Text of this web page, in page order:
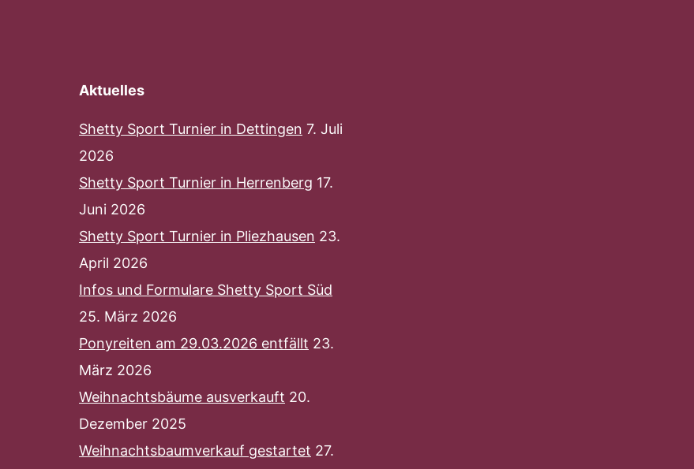
Aktuelles
Shetty Sport Turnier in Dettingen 7. Juli
2026
Shetty Sport Turnier in Herrenberg 17.
Juni 2026
Shetty Sport Turnier in Pliezhausen 23.
April 2026
Infos und Formulare Shetty Sport Süd
25. März 2026
Ponyreiten am 29.03.2026 entfällt 23.
März 2026
Weihnachtsbäume ausverkauft 20.
Dezember 2025
Weihnachtsbaumverkauf gestartet 27.